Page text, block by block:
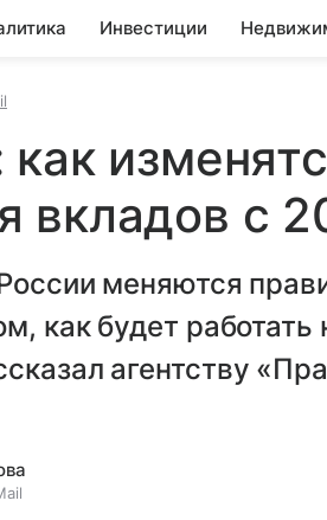
Инвестиции
как
вкладов с
меняются
как будет работать
агентству